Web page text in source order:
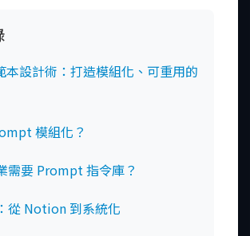
設計術：打造模組化、可重用的
模組化？
需要 Prompt 指令庫？
從 Notion 到系統化